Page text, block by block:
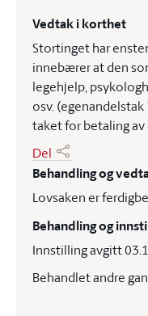
Vedtak i korthet
Stortinget har
innebærer at den
legehjelp,
osv.
taket for betaling av
Del
Behandling og
Lovsaken er
Behandling og
Innstilling avgitt
Behandlet andre